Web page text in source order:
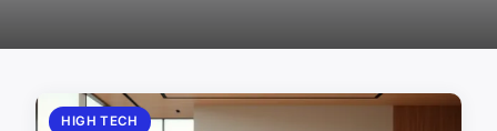
HIGH TECH